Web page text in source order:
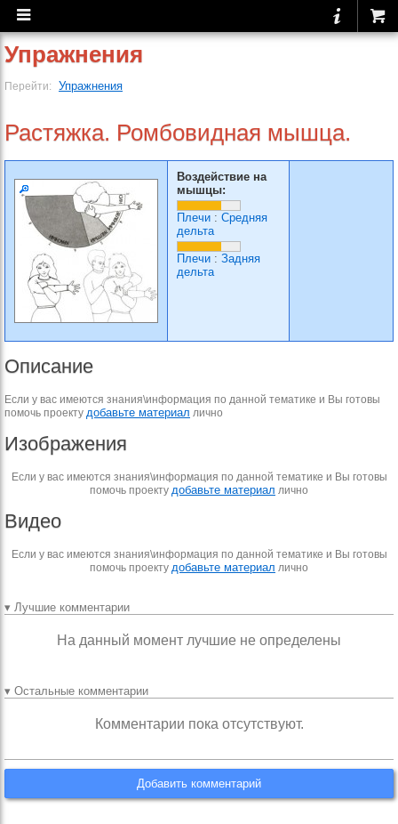
Упражнения
Перейти: Упражнения
Растяжка. Ромбовидная мышца.
Воздействие на
мышцы:
Плечи : Средняя
дельта
Плечи : Задняя
дельта
Описание
Если у вас имеются знания\информация по данной тематике и Вы готовы
помочь проекту добавьте материал лично
Изображения
Если у вас имеются знания\информация по данной тематике и Вы готовы
помочь проекту добавьте материал лично
Видео
Если у вас имеются знания\информация по данной тематике и Вы готовы
помочь проекту добавьте материал лично
▾ Лучшие комментарии
На данный момент лучшие не определены
▾ Остальные комментарии
Комментарии пока отсутствуют.
Добавить комментарий